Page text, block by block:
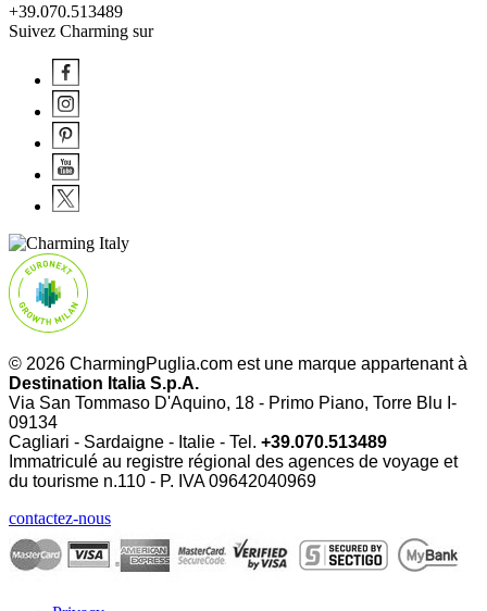
+39.070.513489
Suivez Charming sur
© 2026 CharmingPuglia.com est une marque appartenant à
Destination Italia S.p.A.
Via San Tommaso D'Aquino, 18 - Primo Piano, Torre Blu I-
09134
Cagliari - Sardaigne - Italie - Tel. +39.070.513489
Immatriculé au registre régional des agences de voyage et
du tourisme n.110 - P. IVA09642040969
contactez-nous